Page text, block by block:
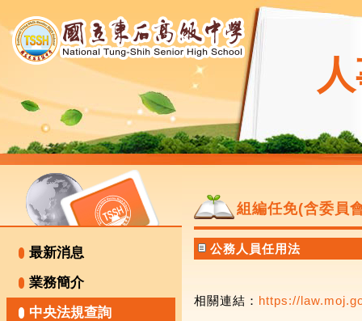
最新消息
業務簡介
中央法規查詢
組編任免(含委員
公務人員任用法
相關連結： https://